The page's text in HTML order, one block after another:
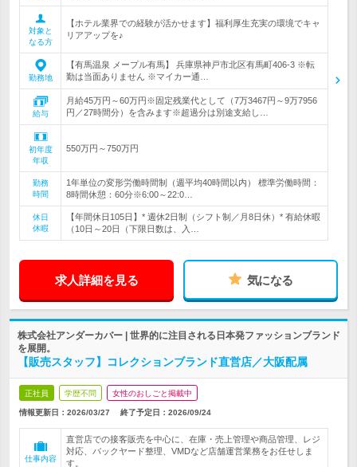
対象と
なる方
【ホテル業界での経験が活かせます】福利厚生充実の環境でキャ
リアアップを♪
勤務地
【有馬温泉 メープル有馬】 兵庫県神戸市北区有馬町406-3 ※転
勤は当面ありません ※マイカー通…
給与
月給45万円～60万円※固定残業代として（7万3467円～9万7956
円／27時間分）を含みます※超過分は別途支給し…
初年度
年収
550万円～750万円
勤務
時間
1年単位の変形労働時間制（週平均40時間以内） 標準労働時間：
8時間休憩：60分※6:00～22:0…
休日
休暇
【年間休日105日】* 週休2日制（シフト制／月8日休）* 有給休暇
（10日～20日（下限日数は、入…
求人詳細を見る 気になる
株式会社アンダーカバー | 世界的に注目される日本発ファッションブランド
を展開。
【販売スタッフ】コレクションブランド直営店／大阪配属
正社員 学歴不問 女性のおしごと掲載中
情報更新日：2026/03/27 終了予定日： 2026/09/24
仕事内容
直営店での接客販売を中心に、在庫・売上管理や商品管理、レジ
対応、バックヤード整理、VMDなど店舗運営業務をお任せしま
す。